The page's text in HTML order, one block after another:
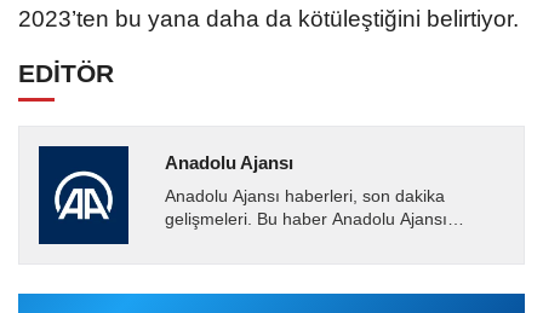
2023’ten bu yana daha da kötüleştiğini belirtiyor.
EDİTÖR
Anadolu Ajansı
Anadolu Ajansı haberleri, son dakika
gelişmeleri. Bu haber Anadolu Ajansı
tarafından geçilen tüm...